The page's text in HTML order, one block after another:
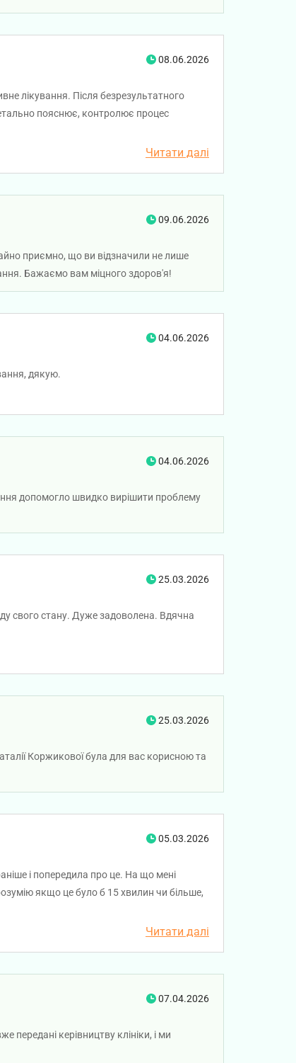
08.06.2026
лікування. Після безрезультатного
пояснює, контролює процес
Читати далі
09.06.2026
приємно, що ви відзначили не лише
Бажаємо вам міцного здоров'я!
04.06.2026
дякую.
04.06.2026
допомогло швидко вирішити проблему
25.03.2026
свого стану. Дуже задоволена. Вдячна
25.03.2026
Коржикової була для вас корисною та
05.03.2026
і попередила про це. На що мені
якщо це було б 15 хвилин чи більше,
Читати далі
07.04.2026
керівництву клініки, і ми